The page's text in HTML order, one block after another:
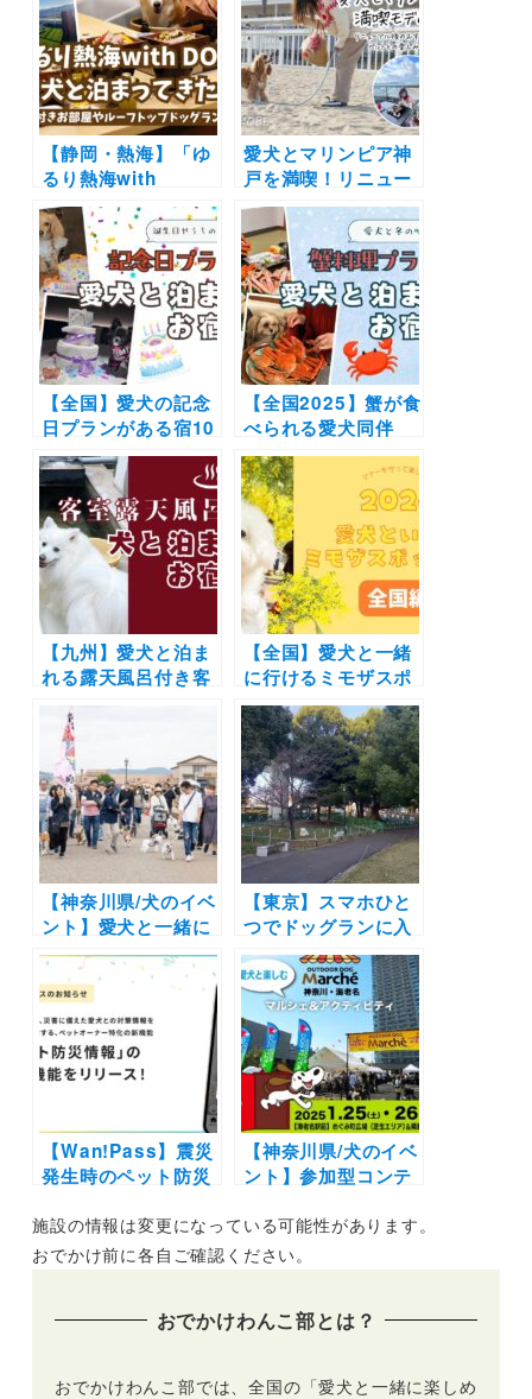
【静岡・熱海】「ゆ
るり熱海with
DOGS」に愛犬と泊
まってきたよ！露天
風呂付きお部屋やル
ーフトップドッグラ
ンを大満喫
愛犬とマリンピア神
戸を満喫！リニュー
アル後のおすすめス
ポット＆ペットとの
楽しみ方を紹介
【全国】愛犬の記念
日プランがある宿10
選！お誕生日からう
ちの子記念日までに
おすすめの施設をご
紹介（実際のおでか
けレポートあり）
【全国2025】蟹が食
べられる愛犬同伴
OKの宿10選！ズワ
イガニや松葉ガニな
ど冬の味覚を味わお
う♪
【九州】愛犬と泊ま
れる露天風呂付き客
室のある宿10選！ワ
ンちゃん用風呂やド
ッグラン完備の施設
も（おでかけレポー
トあり）
【全国】愛犬と一緒
に行けるミモザスポ
ット9選！期間限定
イベントからドッグ
フレンドリーな施設
までをご紹介（おで
かけレポートあり）
【神奈川県/犬のイベ
ント】愛犬と一緒に
ゴーカートに乗れ
る！「SOLEIL DOG
PARADE 2025」
（長井海の手公園 ソ
レイユの丘）1/25～
1/26
【東京】スマホひと
つでドッグランに入
場OK！
「Wan!Pass」×墨
田区による実証実験
「すみだドッグパー
ク」が期間限定でオ
ープン
【Wan!Pass】震災
発生時のペット防災
加！知識や情報を学
んで愛犬との同行避
【神奈川県/犬のイベ
ント】参加型コンテ
「アウトドアドッグ
マルシェin海老名」
〜1/26
施設の情報は変更になっている可能性があります。
おでかけ前に各自ご確認ください。
おでかけわんこ部とは？
おでかけわんこ部では、全国の「愛犬と一緒に楽しめ